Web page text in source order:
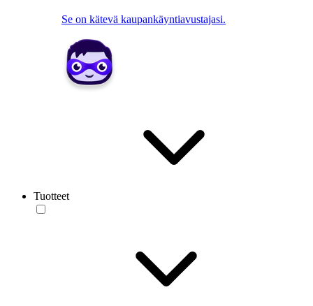
Se on kätevä kaupankäyntiavustajasi.
Tuotteet